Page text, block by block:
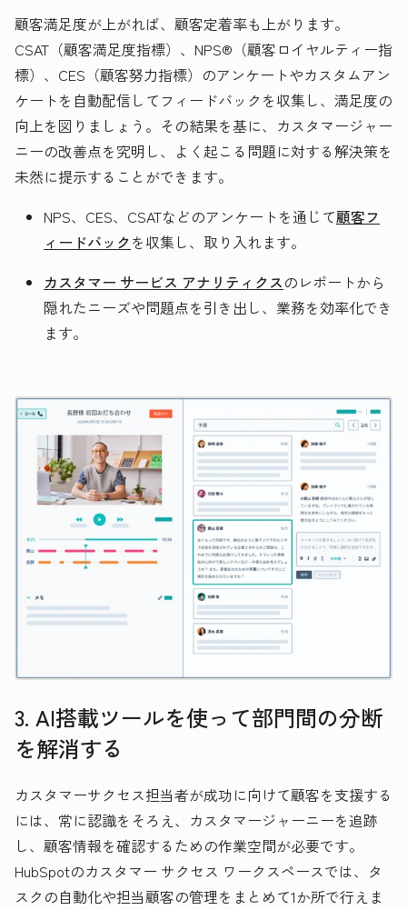
顧客満足度が上がれば、顧客定着率も上がります。
CSAT（顧客満足度指標）、NPS®（顧客ロイヤルティー指
標）、CES（顧客努力指標）のアンケートやカスタムアン
ケートを自動配信してフィードバックを収集し、満足度の
向上を図りましょう。その結果を基に、カスタマージャー
ニーの改善点を究明し、よく起こる問題に対する解決策を
未然に提示することができます。
NPS、CES、CSATなどのアンケートを通じて顧客フ
ィードバックを収集し、取り入れます。
カスタマー サービス アナリティクスのレポートから
隠れたニーズや問題点を引き出し、業務を効率化でき
ます。
3. AI搭載ツールを使って部門間の分断
を解消する
カスタマーサクセス担当者が成功に向けて顧客を支援する
には、常に認識をそろえ、カスタマージャーニーを追跡
し、顧客情報を確認するための作業空間が必要です。
HubSpotのカスタマー サクセス ワークスペースでは、タ
スクの自動化や担当顧客の管理をまとめて1か所で行えま